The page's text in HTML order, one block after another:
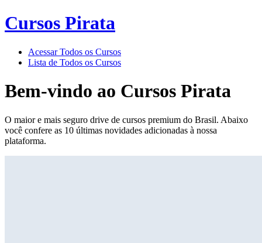
Cursos Pirata
Acessar Todos os Cursos
Lista de Todos os Cursos
Bem-vindo ao Cursos Pirata
O maior e mais seguro drive de cursos premium do Brasil. Abaixo
você confere as 10 últimas novidades adicionadas à nossa
plataforma.